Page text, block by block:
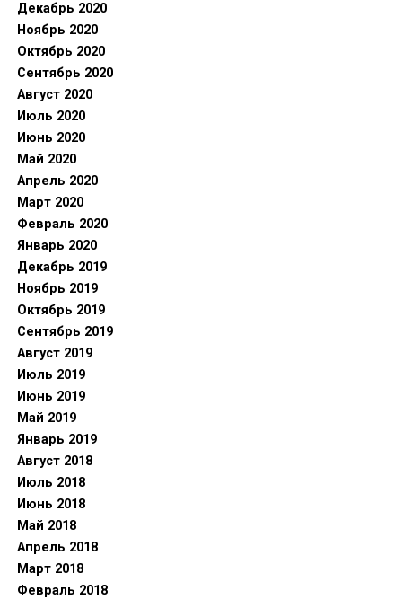
Декабрь 2020
Ноябрь 2020
Октябрь 2020
Сентябрь 2020
Август 2020
Июль 2020
Июнь 2020
Май 2020
Апрель 2020
Март 2020
Февраль 2020
Январь 2020
Декабрь 2019
Ноябрь 2019
Октябрь 2019
Сентябрь 2019
Август 2019
Июль 2019
Июнь 2019
Май 2019
Январь 2019
Август 2018
Июль 2018
Июнь 2018
Май 2018
Апрель 2018
Март 2018
Февраль 2018